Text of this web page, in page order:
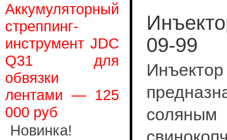
Аккумуляторный
стреппинг-
инструмент JDC
Q31 для
обвязки
лентами — 125
000 руб
Новинка!
09-99
соляным